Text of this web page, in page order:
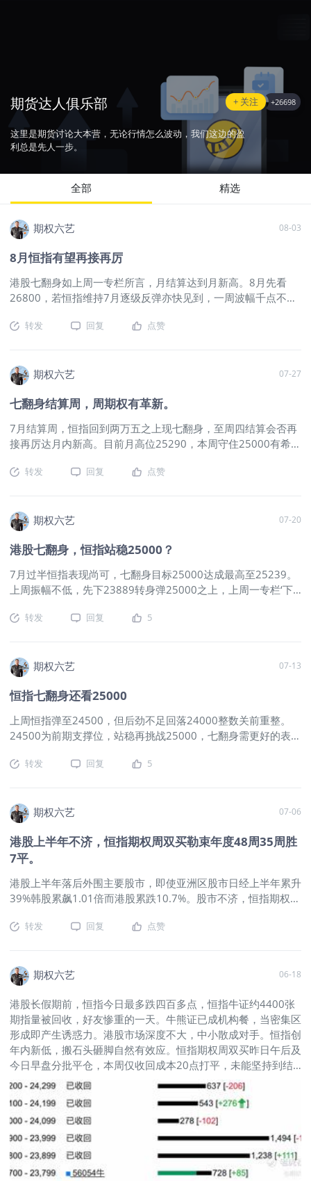
期货达人俱乐部
这里是期货讨论大本营，无论行情怎么波动，我们这边的盈
利总是先人一步。
+ 关注 +26698
全部 精选
期权六艺 08-03
8月恒指有望再接再厉
港股七翻身如上周一专栏所言，月结算达到月新高。8月先看
26800，若恒指维持7月逐级反弹亦快见到，一周波幅千点不
位，港股无跟上落后太多，今年余下几月再接再厉创年内高位两
高位产生。中东危机影响以不敏感，原油需求在亚洲，老美是世
界最大产油气国。恒指谨慎看好，一步一个台阶，本质未有改
观，内企上市集资地名符其实。恒指周期权上周新规运行，成交
200点后期权已不连续报价，对持仓者不友好。买权价外到价内
深度需把握尤其价差组合，间距密亦带来更方便的灵活度，双买
组合微调更佳，之前做不到的可实现。恒指双买周期权上周三
40周四午后达90周五160，20点期权金低成本足够空间获利，
不明影响谨慎走位，小心驶得万年船，运行一周清晰，低成本恒
指双买更可灵活应变。本周先期目标26500/25300，错位入场
目标位可再拉近。$恒生指数主连 2608(HSImain)$
$00700(00700)$
转发 回复 点赞
期权六艺 07-27
七翻身结算周，周期权有革新。
7月结算周，恒指回到两万五之上现七翻身，至周四结算会否再
接再厉达月内新高。目前月高位25290，本周守住25000有希望
持，不破可看高一线，目前25200之上屡次遇阻，亦要小心不上
光彩照人。今日还有一等大事，恒指周期权行使价间距由200进
化到50，交易所想法骨感，现实未必丰满。2万点以下100点间
距应更合理，本就成交一般，价位稀释之后更显稀疏，一上午有
免惹是非，此次革新拭目以待。建议显示器竖起来看期权T型表
格，不然看不到多少，准备入手1米显示器竖看，不知有否？新
规则还有退步，价内期权原先是2个行使价400点出价，目前是4
个价位200点，期权入价内成交需考虑，尤其垂直策略组合。金
易时段，零点后的买卖差价以及有多少成交量。上周恒指期权周
双买周四即翻倍止赚，20成本至60间可轻松卖出，周五指数回
调则回归，连续五个周五可到160，不可能总如此，期权结算前
日平仓是常理。3月至今15周胜4周平1负周周不落，本周目标
25600/24400，结算周需谨慎反复无常易失利。$恒生指数主
连 2607(HSImain)$
$HSI(HSI)$ $00700(00700)$
转发 回复 点赞
期权六艺 07-20
港股七翻身，恒指站稳25000？
7月过半恒指表现尚可，七翻身目标25000达成最高至25239。
上周振幅不低，先下23889转身弹25000之上，上周一专栏‘下
望。’23800不破再上，判研并非所谓技术分析，交易经验所
但隔壁股市上周五群雄争走恒指也受其影响。本周还看23800支
撑，外围企稳可重奔25000。AI概念泡沫若消退，一轮调整将
至，港股有影响未必显著。恒指双买周期权上周24800目标位周
150点。3月至今14周胜4周平1负周周不落，双买赢并非仅翻倍
止赚，连续五周周五结算日达7/8倍，低成本优势显著，2-8倍
用利润去奔跑，期权讲究策略斗智而非斗勇。全周期周期权可时
间换空间，末日期权则不具备，买权特点-以小搏大/时间换空
错位下单可再拉近目标位。若判断方向可有19周失利只1周的胜
率？双卖具有天然胜率也未必可如此。
2607(HSImain)$ $HSI(HSI)$ $00700(00700)$
转发 回复 5
期权六艺 07-13
恒指七翻身还看25000
上周恒指弹至24500，但后劲不足回落24000整数关前重整。
24500为前期支撑位，站稳再挑战25000，七翻身需更好的表
24800/25000或有机会。下方支持24000/23800，本周若跌回
护。既不炒股也不炒市，波动亦可是获利方式。恒指期权周双
买，连续四周结算日发威七八倍效应。持仓全周的周期权而非末
日期权到结算日，既有时间换空间又有末日爆发力，买权优势齐
发挥，活学活用游任有鱼。双买不选边方向，避免判断上一错再
恒指期权周双买，周三/周四/周五平仓捷获利，20点低成本翻倍
止赚三日达40/65/170。本周目标位24800/23600，3月至今
13周胜4周平1负，双买并非获小利。以小搏大低成本翻8倍常
见，衍生品非传统理论，熟能生巧实践出真知。
转发 回复 5
期权六艺 07-06
港股上半年不济，恒指期权周双买勒束年度48周35周胜
7平。
港股上半年落后外围主要股市，即使亚洲区股市日经上半年累升
39%韩股累飙1.01倍而港股累跌10.7%。股市不济，恒指期权不
发挥买权的时间换空间以小搏大，近三周末到结算日，都有7-
生品之期权/牛熊证/窝轮，前者交易所产品后两者发行商产品，
国际主流品种期权优势自然明显。牛熊证成机构对手餐点，窝轮
发行商玩赖是多年市场共识。恒指期权周双买，25年7月至26年
6月年度周期，48周35周胜7周平6周失利，20点低成本不翻倍
不算赢。判断涨跌若持久胜难以为继，不判断方向波动获利可成
不错选择，技巧交易熟能生巧，选股判断方向都极具高度常人难
以逾越，条条大路通罗马。月底港交所增加指数周期权行使价到
50点间距/格，更具灵活性。7月首周恒指周四到周五的波动，
双买获利是几倍效果多少，周四到70周五至170，获利空间足
够，本周入场目标位24000/22800。恒指走势22500主要支
持，站稳23500再望23900-24200区间。资金流入影响大，新
股上市密集抽水多，再接再厉的新股减持，新资金哪里来？卖了
美股买港股，是不是痴人说梦。$恒生指数主连
2607(HSImain)$ $HSI(HSI)$ $00700(00700)$
转发 回复 点赞
期权六艺 06-18
港股长假期前，恒指今日最多跌四百多点，恒指牛证约4400张
期指量被回收，好友惨重的一天。牛熊证已成机构餐，当密集区
形成即产生诱惑力。港股市场深度不大，中小散成对手。恒指创
年内新低，搬石头砸脚自然有效应。恒指期权周双买昨日午后及
今日早盘分批平仓，本周仅收回成本20点打平，未能坚持到结
算日下午过百点，双买认沽达135点近7倍，双买也可具有爆发
力，3月至今10周胜4平1负。
$恒生指数主连 2606(HSImain)$